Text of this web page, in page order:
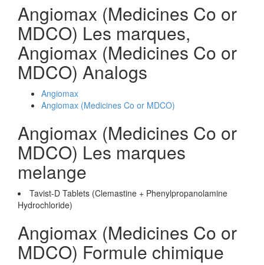
Angiomax (Medicines Co or
MDCO) Les marques,
Angiomax (Medicines Co or
MDCO) Analogs
Angiomax
Angiomax (Medicines Co or MDCO)
Angiomax (Medicines Co or
MDCO) Les marques
melange
Tavist-D Tablets (Clemastine + Phenylpropanolamine
Hydrochloride)
Angiomax (Medicines Co or
MDCO) Formule chimique